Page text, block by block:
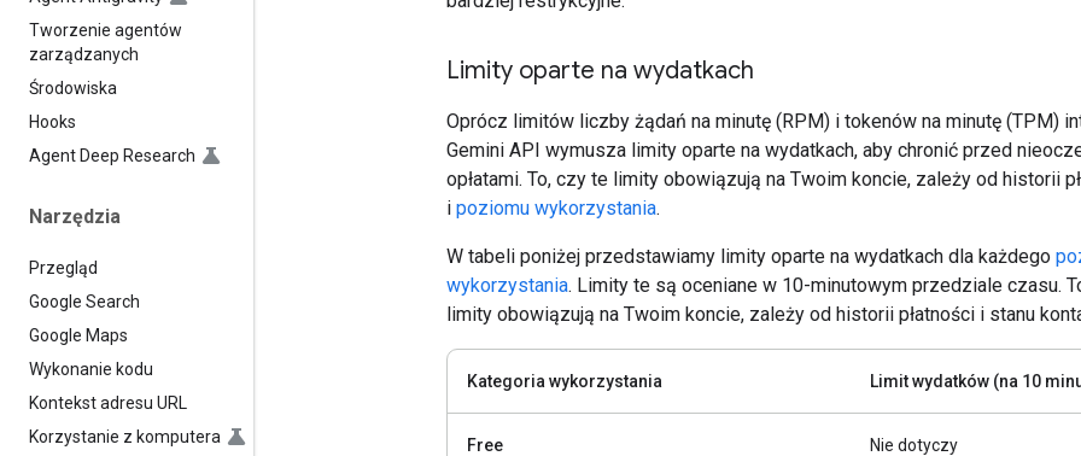
Tworzenie agentów
zarządzanych
Środowiska
Hooks
Agent Deep Research
Narzędzia
Przegląd
Google Search
Google Maps
Wykonanie kodu
Kontekst adresu URL
Korzystanie z komputera
Limity oparte na wydatkach
Oprócz limitów liczby żądań na minutę (RPM) i tokenów na minutę (TPM)
Gemini API wymusza limity oparte na wydatkach, aby chronić przed
opłatami. To, czy te limity obowiązują na Twoim koncie, zależy od historii
i poziomu wykorzystania.
W tabeli poniżej przedstawiamy limity oparte na wydatkach dla każdego
wykorzystania. Limity te są oceniane w 10-minutowym przedziale czasu.
limity obowiązują na Twoim koncie, zależy od historii płatności i stanu
Kategoria wykorzystania Limit wydatków (na 10
Free Nie dotyczy